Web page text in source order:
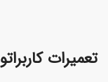
تعمیرات